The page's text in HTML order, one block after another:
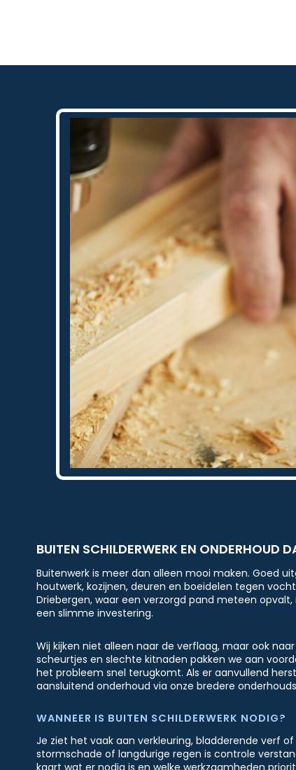
aanbevelen!
BUITEN SCHILDERWERK EN ONDERHOUD
Buitenwerk is meer dan alleen mooi maken. Goed
houtwerk, kozijnen, deuren en boeidelen tegen
Driebergen, waar een verzorgd pand meteen
een slimme investering.
Wij kijken niet alleen naar de verflaag, maar ook
scheurtjes en slechte kitnaden pakken we aan
het probleem snel terugkomt. Als er aanvullend
aansluitend onderhoud via onze bredere
WANNEER IS BUITEN SCHILDERWERK NODIG?
Je ziet het vaak aan verkleuring, bladderende verf
stormschade of langdurige regen is controle